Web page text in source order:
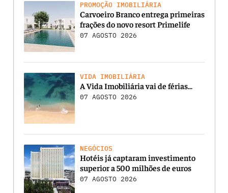
PROMOÇÃO IMOBILIÁRIA
Carvoeiro Branco entrega primeiras
frações do novo resort Primelife
07 AGOSTO 2026
VIDA IMOBILIÁRIA
A Vida Imobiliária vai de férias…
07 AGOSTO 2026
NEGÓCIOS
Hotéis já captaram investimento
superior a 500 milhões de euros
07 AGOSTO 2026